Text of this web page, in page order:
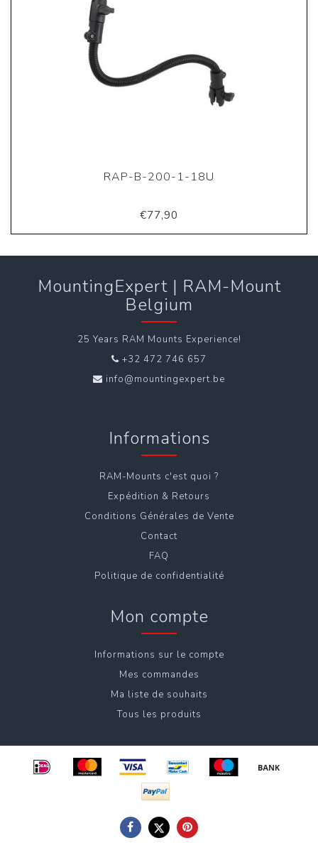
RAP-B-200-1-18U
€77,90
MountingExpert | RAM-Mount
Belgium
25 Years RAM Mounts Experience!
+32 472 746 657
info@mountingexpert.be
Informations
RAM-Mounts c'est quoi ?
Expédition & Retours
Conditions Générales de Vente
Contact
FAQ
Politique de confidentialité
Mon compte
Informations sur le compte
Mes commandes
Ma liste de souhaits
Tous les produits